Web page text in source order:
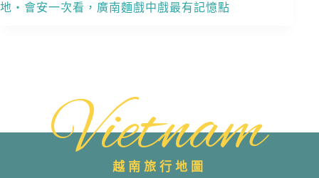
地・會安一次看，廣南麵戲中戲最有記憶點
Vietnam
越南旅行地圖